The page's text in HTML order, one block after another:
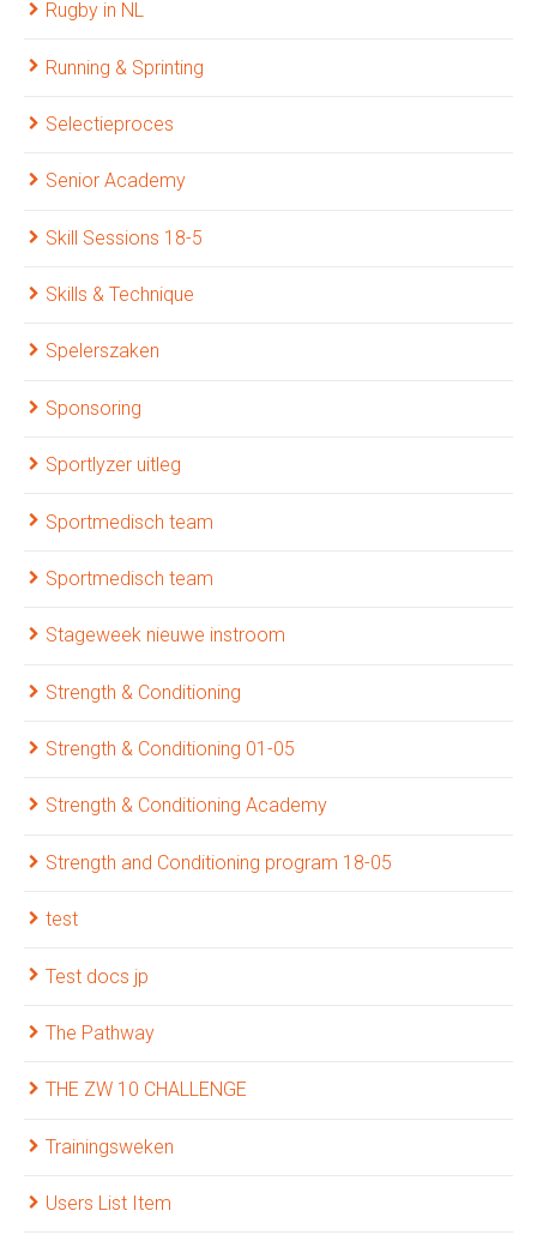
Rugby in NL
Running & Sprinting
Selectieproces
Senior Academy
Skill Sessions 18-5
Skills & Technique
Spelerszaken
Sponsoring
Sportlyzer uitleg
Sportmedisch team
Sportmedisch team
Stageweek nieuwe instroom
Strength & Conditioning
Strength & Conditioning 01-05
Strength & Conditioning Academy
Strength and Conditioning program 18-05
test
Test docs jp
The Pathway
THE ZW 10 CHALLENGE
Trainingsweken
Users List Item